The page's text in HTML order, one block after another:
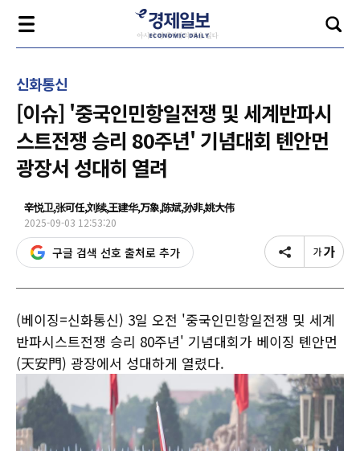
신화통신
[이슈] '중국인민항일전쟁 및 세계반파시
스트전쟁 승리 80주년' 기념대회 톈안먼
광장서 성대히 열려
辛悦卫,张可任,刘续,王建华,万象,陈斌,孙非,姚大伟
2025-09-03 12:53:20
구글 검색 선호 출처로 추가
(베이징=신화통신) 3일 오전 '중국인민항일전쟁 및 세계
반파시스트전쟁 승리 80주년' 기념대회가 베이징 톈안먼
(天安門) 광장에서 성대하게 열렸다.